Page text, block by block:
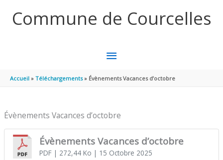
Commune de Courcelles
MENU
PRINCIPAL
Accueil Téléchargements Évènements Vacances d’octobre
Évènements Vacances d’octobre
Évènements Vacances d’octobre
PDF| 272,44 Ko | 15 Octobre 2025